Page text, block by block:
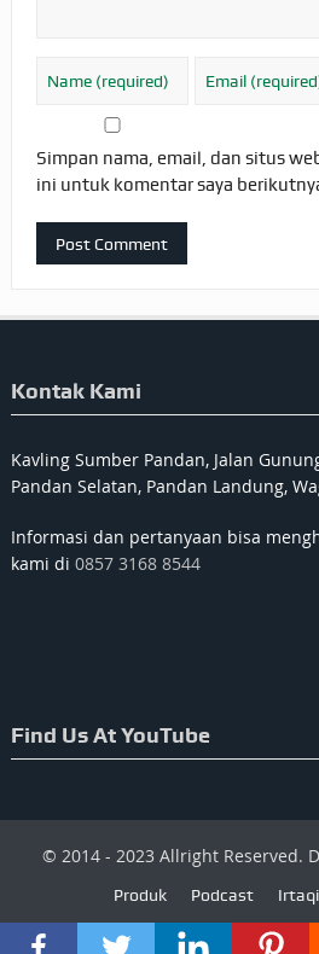
Simpan nama, email, dan situs
ini untuk komentar saya
Kontak Kami
Kavling Sumber Pandan, Jalan
Pandan Selatan, Pandan Landung,
Informasi dan pertanyaan bisa
kami di 0857 3168 8544
Find Us At YouTube
© 2014 - 2023 Allright Reserved.
Produk Podcast